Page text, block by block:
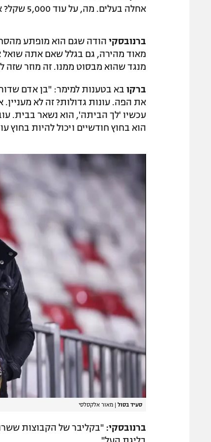
אחלה בעלים. מה, על עוד 5,000 שקל? אני מתחיל לחשוב שאולי זה לא על הכסף".
ברנובסקי הודה שגם הוא מופתע
מאוד מהירה, גם בגלל שאם אתה שואל
מנגד שהוא מבסוט ממנו. זה מוזר שזה
ברקו בא בטענות למימר: "בן אדם
את הפה. עונות גדולות? זה לא
עכשיו 'לך הביתה', הוא נשאר בבית.
הוא בחוץ חודשיים ויכול להיות בחוץ
סעיד בסול | מאור אלקסלסי
ברנובסקי: "בקליבר של הקבוצות